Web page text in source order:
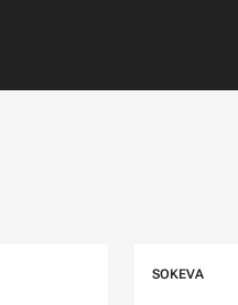
SOKEVA